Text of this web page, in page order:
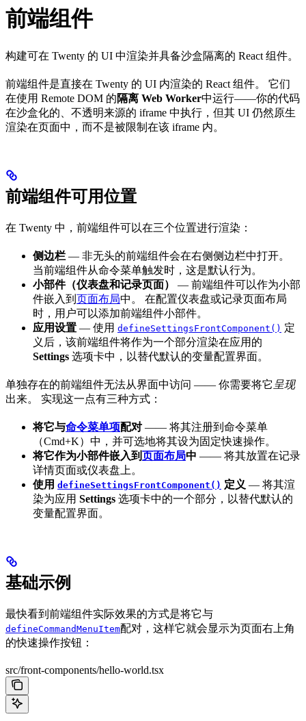
前端组件
构建可在 Twenty 的 UI 中渲染并具备沙盒隔离的 React 组件。
前端组件是直接在 Twenty 的 UI 内渲染的 React 组件。 它们
在使用 Remote DOM 的隔离 Web Worker中运行——你的代码
在沙盒化的、不透明来源的 iframe 中执行，但其 UI 仍然原生
渲染在页面中，而不是被限制在该 iframe 内。
前端组件可用位置
在 Twenty 中，前端组件可以在三个位置进行渲染：
侧边栏 — 非无头的前端组件会在右侧侧边栏中打开。
当前端组件从命令菜单触发时，这是默认行为。
小部件（仪表盘和记录页面）
— 前端组件可以作为小部
件嵌入到 页面布局中。 在配置仪表盘或记录页面布局
时，用户可以添加前端组件小部件。
应用设置 — 使用 defineSettingsFrontComponent() 定
义后，该前端组件将作为一个部分渲染在应用的
Settings 选项卡中，以替代默认的变量配置界面。
单独存在的前端组件无法从界面中访问 —— 你需要将它 呈现
出来。 实现这一点有三种方式：
将它与命令菜单项配对 —— 将其注册到命令菜单
（Cmd+K）中，并可选地将其设为固定快速操作。
将它作为小部件嵌入到页面布局中 —— 将其放置在记录
详情页面或仪表盘上。
使用 defineSettingsFrontComponent() 定义 — 将其渲
染为应用 Settings 选项卡中的一个部分，以替代默认的
变量配置界面。
基础示例
最快看到前端组件实际效果的方式是将它与
defineCommandMenuItem配对，这样它就会显示为页面右上角
的快速操作按钮：
src/front-components/hello-world.tsx